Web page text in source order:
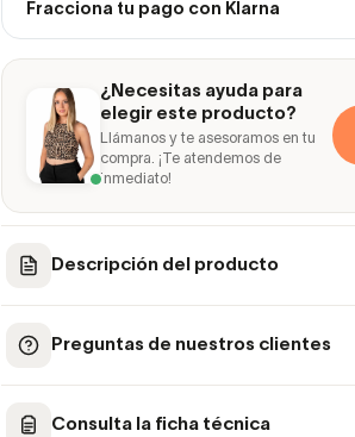
Fracciona tu pago con Klarna
¿Necesitas ayuda para
elegir este producto?
Llámanos y te asesoramos en tu
compra. ¡Te atendemos de
inmediato!
Descripción del producto
Preguntas de nuestros clientes
Consulta la ficha técnica